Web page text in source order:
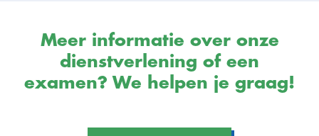
Meer informatie over onze
dienstverlening of een
examen? We helpen je graag!